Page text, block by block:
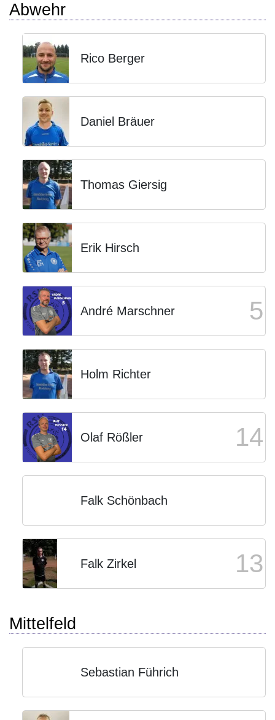
Abwehr
Rico Berger
Daniel Bräuer
Thomas Giersig
Erik Hirsch
André Marschner 5
Holm Richter
Olaf Rößler 14
Falk Schönbach
Falk Zirkel 13
Mittelfeld
Sebastian Führich